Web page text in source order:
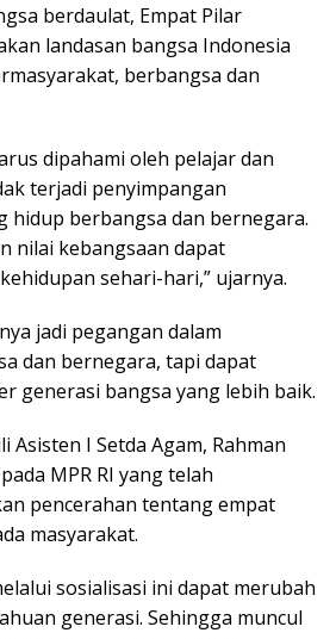
berdaulat, Empat Pilar
landasan bangsa Indonesia
berbangsa dan
dipahami oleh pelajar dan
terjadi penyimpangan
hidup berbangsa dan bernegara.
nilai kebangsaan dapat
sehari-hari,” ujarnya.
jadi pegangan dalam
dan bernegara, tapi dapat
generasi bangsa yang lebih baik.
Asisten I Setda Agam, Rahman
MPR RI yang telah
pencerahan tentang empat
masyarakat.
sosialisasi ini dapat merubah
generasi. Sehingga muncul